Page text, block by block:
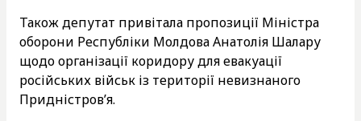
Також депутат привітала пропозиції Міністра
оборони Республіки Молдова Анатолія Шалару
щодо організації коридору для евакуації
російських військ із території невизнаного
Придністров’я.